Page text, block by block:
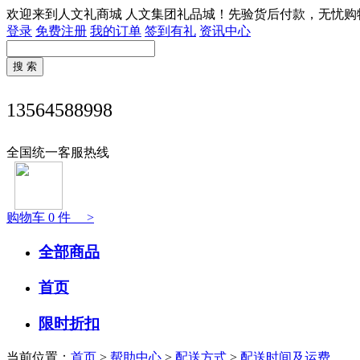
欢迎来到人文礼商城 人文集团礼品城！先验货后付款，无忧购
登录 免费注册 我的订单 签到有礼 资讯中心
13564588998
全国统一客服热线
购物车 0 件 >
全部商品
首页
限时折扣
当前位置： 首页 > 帮助中心 > 配送方式 > 配送时间及运费